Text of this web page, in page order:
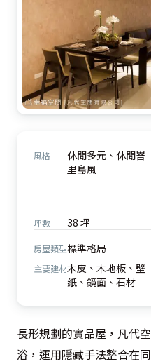
風格
休閒多元、休閒峇
里島風
坪數 38 坪
房屋類型標準格局
主要建材木皮、木地板、壁
紙、鏡面、石材
長形規劃的實品屋，凡代
浴，運用隱藏手法整合在